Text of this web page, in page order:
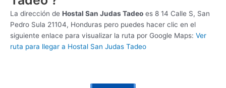
La dirección de Hostal San Judas Tadeo es 8 14 Calle S, San
Pedro Sula 21104, Honduras pero puedes hacer clic en el
siguiente enlace para visualizar la ruta por Google Maps: Ver
ruta para llegar a Hostal San Judas Tadeo